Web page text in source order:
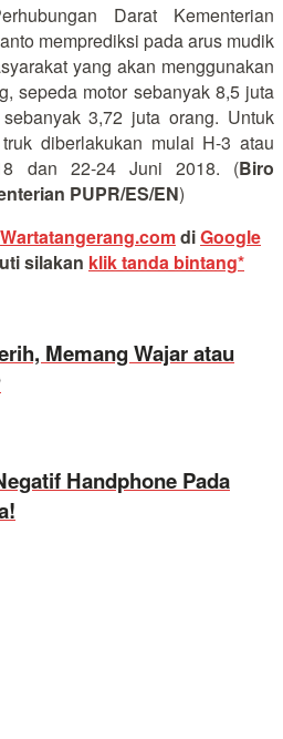
Darat Kementerian
memprediksi pada arus mudik
yang akan menggunakan
sepeda motor sebanyak 8,5 juta
3,72 juta orang. Untuk
diberlakukan mulai H-3 atau
dan 22-24 Juni 2018. (Biro
PUPR/ES/EN)
Wartatangerang.comdiGoogle
silakan klik tanda bintang*
Memang Wajar atau
Handphone Pada